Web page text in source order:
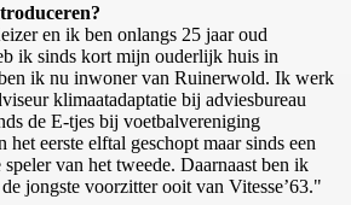
en ik ben onlangs 25 jaar oud
ik sinds kort mijn ouderlijk huis in
ik nu inwoner van Ruinerwold. Ik werk
klimaatadaptatie bij adviesbureau
de E-tjes bij voetbalvereniging
het eerste elftal geschopt maar sinds een
van het tweede. Daarnaast ben ik
jongste voorzitter ooit van Vitesse’63."